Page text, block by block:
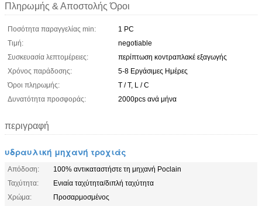
Πληρωμής & Αποστολής Όροι
Ποσότητα παραγγελίας min:
1 PC
Τιμή:
negotiable
Συσκευασία λεπτομέρειες:
περίπτωση κοντραπλακέ εξαγωγής
Χρόνος παράδοσης:
5-8 Εργάσιμες Ημέρες
Όροι πληρωμής:
T / T, L / C
Δυνατότητα προσφοράς:
2000pcs ανά μήνα
περιγραφή
υδραυλική μηχανή τροχιάς
Απόδοση:
100% αντικαταστήστε τη μηχανή Poclain
Ταχύτητα:
Ενιαία ταχύτητα/διπλή ταχύτητα
Χρώμα:
Προσαρμοσμένος